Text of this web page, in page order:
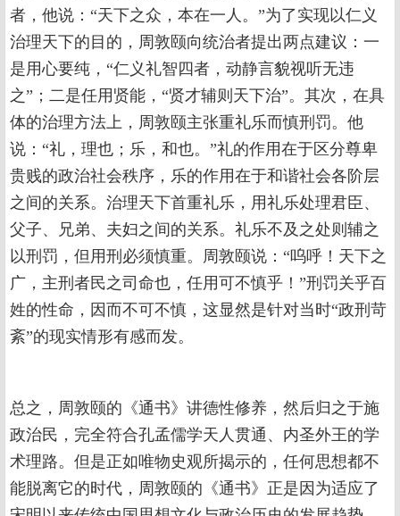
者，他说：“天下之众，本在一人。”为了实现以仁义
治理天下的目的，周敦颐向统治者提出两点建议：一
是用心要纯，“仁义礼智四者，动静言貌视听无违
之”；二是任用贤能，“贤才辅则天下治”。其次，在具
体的治理方法上，周敦颐主张重礼乐而慎刑罚。他
说：“礼，理也；乐，和也。”礼的作用在于区分尊卑
贵贱的政治社会秩序，乐的作用在于和谐社会各阶层
之间的关系。治理天下首重礼乐，用礼乐处理君臣、
父子、兄弟、夫妇之间的关系。礼乐不及之处则辅之
以刑罚，但用刑必须慎重。周敦颐说：“呜呼！天下之
广，主刑者民之司命也，任用可不慎乎！”刑罚关乎百
姓的性命，因而不可不慎，这显然是针对当时“政刑苛
紊”的现实情形有感而发。
总之，周敦颐的《通书》讲德性修养，然后归之于施
政治民，完全符合孔孟儒学天人贯通、内圣外王的学
术理路。但是正如唯物史观所揭示的，任何思想都不
能脱离它的时代，周敦颐的《通书》正是因为适应了